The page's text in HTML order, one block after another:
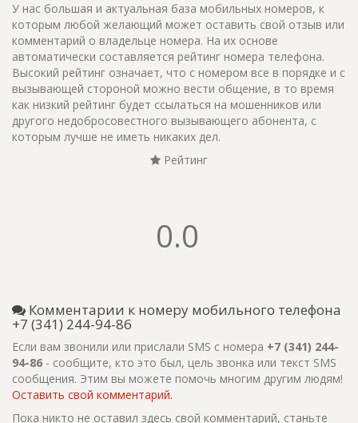
У нас большая и актуальная база мобильных номеров, к
которым любой желающий может оставить свой отзыв или
комментарий о владельце номера. На их основе
автоматически составляется рейтинг номера телефона.
Высокий рейтинг означает, что с номером все в порядке и с
вызывающей стороной можно вести общение, в то время
как низкий рейтинг будет ссылаться на мошенников или
другого недобросовестного вызывающего абонента, с
которым лучше не иметь никаких дел.
Рейтинг
0.0
Комментарии к номеру мобильного телефона
+7 (341) 244-94-86
Если вам звонили или прислали SMS с номера +7 (341) 244-
94-86 - сообщите, кто это был, цель звонка или текст SMS
сообщения. Этим вы можете помочь многим другим людям!
Оставить свой комментарий.
Пока никто не оставил здесь свой комментарий, станьте